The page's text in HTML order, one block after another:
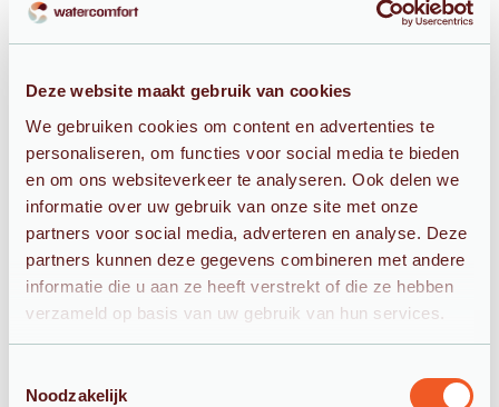
Deze website maakt gebruik van cookies
We gebruiken cookies om content en advertenties te
personaliseren, om functies voor social media te bieden
en om ons websiteverkeer te analyseren. Ook delen we
informatie over uw gebruik van onze site met onze
partners voor social media, adverteren en analyse. Deze
partners kunnen deze gegevens combineren met andere
informatie die u aan ze heeft verstrekt of die ze hebben
verzameld op basis van uw gebruik van hun services.
Noodzakelijk
Blog 5
Blog 6